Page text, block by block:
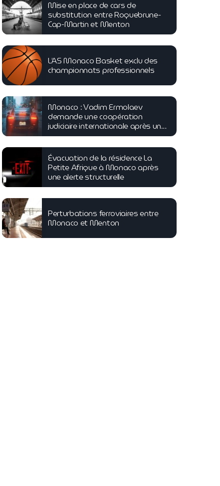
Mise en place de cars de
substitution entre Roquebrune-
Cap-Martin et Menton
L’AS Monaco Basket exclu des
championnats professionnels
Monaco : Vadim Ermolaev
demande une coopération
judiciaire internationale après une
tentative d’homicide
Évacuation de la résidence La
Petite Afrique à Monaco après
une alerte structurelle
Perturbations ferroviaires entre
Monaco et Menton